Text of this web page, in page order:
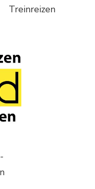
Treinreizen